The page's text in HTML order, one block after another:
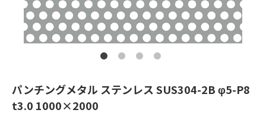
パンチングメタル ステンレス SUS304-2B φ5-P8
t3.0 1000×2000